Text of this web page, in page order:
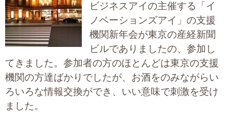
ビジネスアイの主催する「イ
ノベーションズアイ」の支援
機関新年会が東京の産経新聞
ビルでありましたの、参加し
てきました。参加者の方のほとんどは東京の支援
機関の方達ばかりでしたが、お酒をのみながらい
ろいろな情報交換ができ、いい意味で刺激を受け
ました。
その他各種手続き
費用の目安
実績一覧
お客様の声